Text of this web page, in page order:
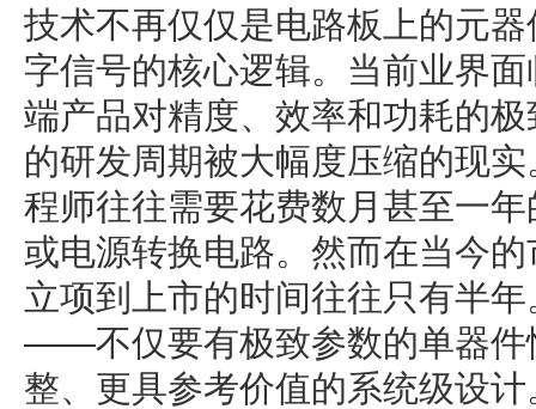
技术不再仅仅是电路板上的元
字信号的核心逻辑。当前业界
端产品对精度、效率和功耗的
的研发周期被大幅度压缩的现
程师往往需要花费数月甚至一
或电源转换电路。然而在当今
立项到上市的时间往往只有半
——不仅要有极致参数的单器件
整、更具参考价值的系统级设计